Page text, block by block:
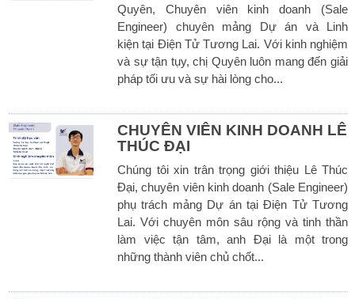
Quyên, Chuyên viên kinh doanh (Sale
Engineer) chuyên mảng Dự án và Linh
kiện tại Điện Tử Tương Lai. Với kinh nghiệm
và sự tận tụy, chị Quyên luôn mang đến giải
pháp tối ưu và sự hài lòng cho...
CHUYÊN VIÊN KINH DOANH LÊ
THÚC ĐẠI
Chúng tôi xin trân trọng giới thiệu Lê Thúc
Đại, chuyên viên kinh doanh (Sale Engineer)
phụ trách mảng Dự án tại Điện Tử Tương
Lai. Với chuyên môn sâu rộng và tinh thần
làm việc tận tâm, anh Đại là một trong
những thành viên chủ chốt...